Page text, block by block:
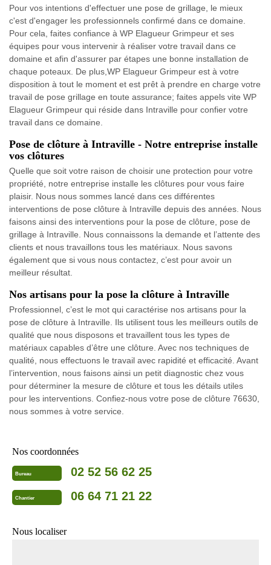
Pour vos intentions d'effectuer une pose de grillage, le mieux
c'est d'engager les professionnels confirmé dans ce domaine.
Pour cela, faites confiance à WP Elagueur Grimpeur et ses
équipes pour vous intervenir à réaliser votre travail dans ce
domaine et afin d'assurer par étapes une bonne installation de
chaque poteaux. De plus,WP Elagueur Grimpeur est à votre
disposition à tout le moment et est prêt à prendre en charge votre
travail de pose grillage en toute assurance; faites appels vite WP
Elagueur Grimpeur qui réside dans Intraville pour confier votre
travail dans ce domaine.
Pose de clôture à Intraville - Notre entreprise installe
vos clôtures
Quelle que soit votre raison de choisir une protection pour votre
propriété, notre entreprise installe les clôtures pour vous faire
plaisir. Nous nous sommes lancé dans ces différentes
interventions de pose clôture à Intraville depuis des années. Nous
faisons ainsi des interventions pour la pose de clôture, pose de
grillage à Intraville. Nous connaissons la demande et l’attente des
clients et nous travaillons tous les matériaux. Nous savons
également que si vous nous contactez, c’est pour avoir un
meilleur résultat.
Nos artisans pour la pose la clôture à Intraville
Professionnel, c’est le mot qui caractérise nos artisans pour la
pose de clôture à Intraville. Ils utilisent tous les meilleurs outils de
qualité que nous disposons et travaillent tous les types de
matériaux capables d’être une clôture. Avec nos techniques de
qualité, nous effectuons le travail avec rapidité et efficacité. Avant
l’intervention, nous faisons ainsi un petit diagnostic chez vous
pour déterminer la mesure de clôture et tous les détails utiles
pour les interventions. Confiez-nous votre pose de clôture 76630,
nous sommes à votre service.
Nos coordonnées
Bureau 02 52 56 62 25
Chantier 06 64 71 21 22
Nous localiser